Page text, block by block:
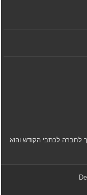
לחברה לכתבי הקודש והוא